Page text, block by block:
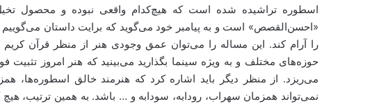
اسطوره تراشیده شده است که هیچ‌کدام واقعی نبوده و محصول
«احسن‌القصص» است و به پیامبر خود می‌گوید که برایت داستان
را آرام کند. این مساله را می‌توان عمق وجودی هنر از منظر قرآن
حوزه‌های مختلف و به ویژه سینما بگذارید می‌بینید که هنر امروز تثبیت
می‌ریزد. از منظر دیگر باید اشاره کرد که هنرمند خالق اسطوره‌ها،
نمی‌تواند همزمان سهراب، رودابه، سودابه و … باشد. به همین ترتیب، هیچ